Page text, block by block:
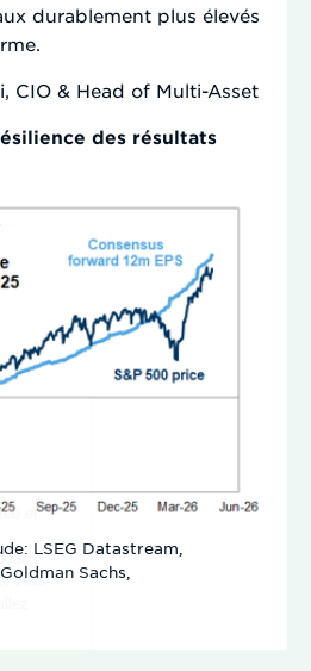
durablement plus élevés
CIO & Head of Multi-Asset
des résultats
LSEG Datastream,
Sachs,